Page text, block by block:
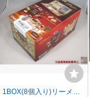
1BOX(8個入り)リーメン